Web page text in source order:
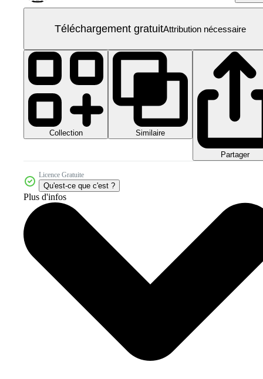
Téléchargement gratuitAttribution nécessaire
Collection Similaire
Partager
Licence Gratuite
Qu'est-ce que c'est ?
Plus d'infos